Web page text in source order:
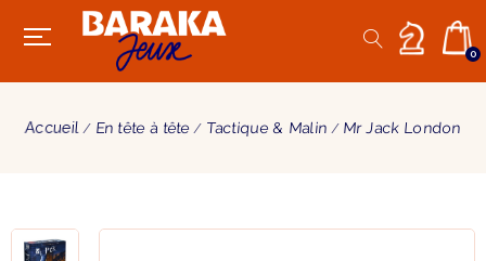
0
Accueil En tête à tête Tactique & Malin Mr Jack London